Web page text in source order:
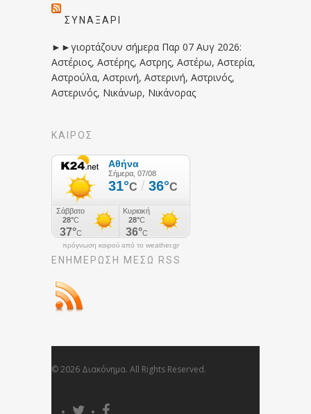
ΣΥΝΑΞΆΡΙ
►►γιορτάζουν σήμερα Παρ 07 Αυγ 2026:
Αστέριος, Αστέρης, Αστρης, Αστέρω, Αστερία,
Αστρούλα, Αστρινή, Αστερινή, Αστρινός,
Αστερινός, Νικάνωρ, Νικάνορας
ΚΑΙΡΟΣ
πρόγνωση καιρού από το weather.gr
ΕΝΗΜΈΡΩΣΉ ΜΕΣΩ RSS
© 2026 Διακόνημα. All Rights Reserved.